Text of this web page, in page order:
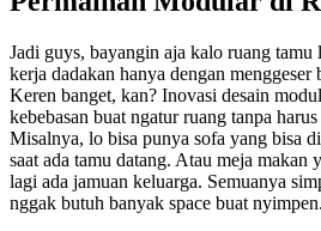
Jadi guys, bayangin aja kalo ruang
kerja dadakan hanya dengan menggeser
Keren banget, kan? Inovasi desain
kebebasan buat ngatur ruang tanpa
Misalnya, lo bisa punya sofa yang bisa
saat ada tamu datang. Atau meja makan
lagi ada jamuan keluarga. Semuanya
nggak butuh banyak space buat nyimpen.